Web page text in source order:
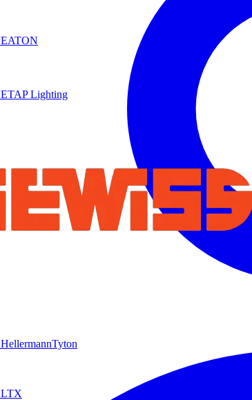
EATON
ETAP Lighting
HellermannTyton
LTX